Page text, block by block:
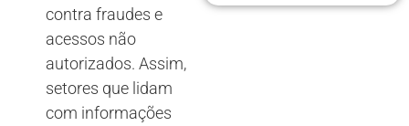
contra fraudes e
acessos não
autorizados. Assim,
setores que lidam
com informações